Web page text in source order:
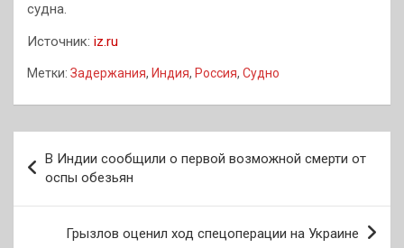
судна.
Источник: iz.ru
Метки: Задержания, Индия, Россия, Судно
по
записям
В Индии сообщили о первой возможной смерти от
оспы обезьян
Грызлов оценил ход спецоперации на Украине